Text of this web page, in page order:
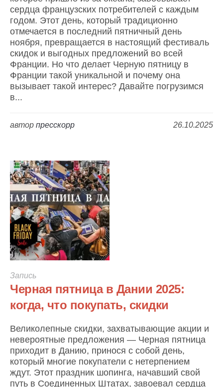
сердца французских потребителей с каждым
годом. Этот день, который традиционно
отмечается в последний пятничный день
ноября, превращается в настоящий фестиваль
скидок и выгодных предложений во всей
Франции. Но что делает Черную пятницу в
Франции такой уникальной и почему она
вызывает такой интерес? Давайте погрузимся
в...
26.10.2025
автор пресскорр
Запись
Черная пятница в Дании 2025:
когда, что покупать, скидки
Великолепные скидки, захватывающие акции и
невероятные предложения — Черная пятница
приходит в Данию, принося с собой день,
который многие покупатели с нетерпением
ждут. Этот праздник шопинга, начавший свой
путь в Соединенных Штатах, завоевал сердца